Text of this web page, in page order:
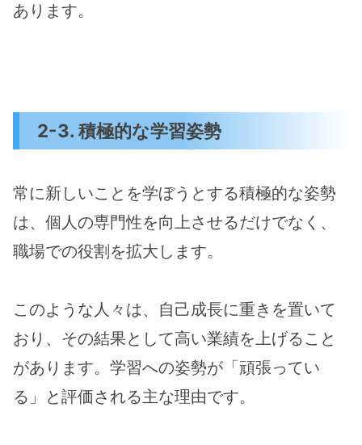
あります。
2-3. 積極的な学習姿勢
常に新しいことを学ぼうとする積極的な姿勢
は、個人の専門性を向上させるだけでなく、
職場での役割を拡大します。
このような人々は、自己成長に重きを置いて
おり、その結果として高い業績を上げること
があります。学習への姿勢が「頑張ってい
る」と評価される主な理由です。